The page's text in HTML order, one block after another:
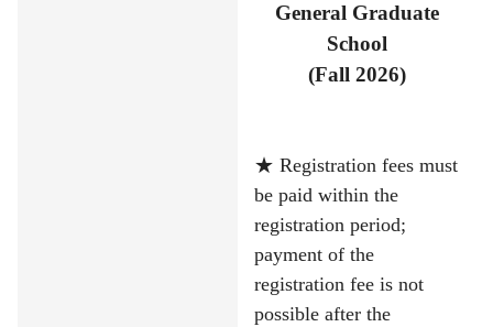
General Graduate
School
(Fall 2026)
★ Registration fees must
be paid within the
registration period;
payment of the
registration fee is not
possible after the